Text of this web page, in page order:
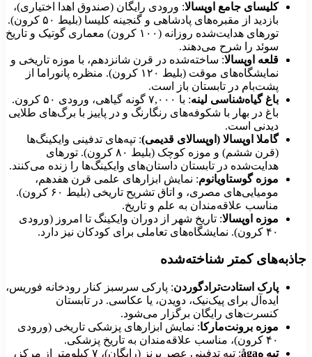
کلیسای جامع اوپسالا: ورودی رایگان (صندوق اهدا اختیاری)،
بازدید از مقبره‌های پادشاهی و گنجینه کلیسا (بلیط ۵۰ کرون).
تورهای هدایت‌شده روزانه (۱۰۰ کرون) معماری گوتیک و تاریخ
سوئد را شرح می‌دهند.
قلعه اوپسالا: ساخته‌شده در قرن شانزدهم، با موزه تاریخی و
نمایشگاه‌های موقت (بلیط ۱۲۰ کرون). منظره پانوراما از
پشت‌بام در تابستان باز است.
باغ گیاه‌شناسی لینه
: با ۷,۰۰۰ گونه گیاهی، ورودی ۵۰ کرون.
باغ در بهار با شکوفه‌های رنگارنگ و در پاییز با برگ‌های طلایی
دیدنی است.
گاملا اوپسالا (اوپسالای قدیمی) : تپه‌های تدفینی وایکینگ‌ها
(قرن ششم) و موزه کوچک (بلیط ۸۰ کرون). تورهای
هدایت‌شده در تابستان داستان‌های وایکینگ‌ها را زنده می‌کنند.
موزه گوستاویانوم: نمایش ابزارهای علمی قرن هفدهم،
مومیایی‌های مصری، و اتاق تشریح تاریخی (بلیط ۶۰ کرون).
مناسب علاقه‌مندان به علم و تاریخ.
موزه اوپسالا: تاریخ شهر از دوران وایکینگ تا امروز (ورودی
۴۰ کرون). نمایشگاه‌های تعاملی برای کودکان نیز دارد.
کمتر شناخته‌شده
پارک استادت‌ترادگوردن: پارکی سرسبز کنار رودخانه فوریس،
ایده‌آل برای پیک‌نیک، دویدن، یا عکاسی. در تابستان
کنسرت‌های رایگان برگزار می‌شود.
موزه برونت‌مارکا: نمایش ابزارهای پزشکی تاریخی (ورودی
۴۰ کرون)، مناسب علاقه‌مندان به تاریخ پزشکی.
تپه هåga
: تپه تدفینی عصر برنز (رایگان)، ۷ کیلومتر از مرکز،